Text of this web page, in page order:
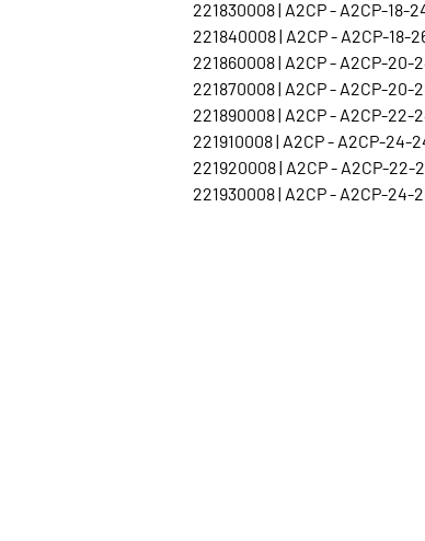
221830008 | A2CP - A2CP-18-
221840008 | A2CP - A2CP-18-
221860008 | A2CP - A2CP-20-
221870008 | A2CP - A2CP-20-
221890008 | A2CP - A2CP-22-
221910008 | A2CP - A2CP-24-
221920008 | A2CP - A2CP-22-
221930008 | A2CP - A2CP-24-